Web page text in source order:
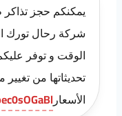
يمكنكم حجز
شركة رحال تورك
الوقت و توفر
تحديثاتها من
الأسعار